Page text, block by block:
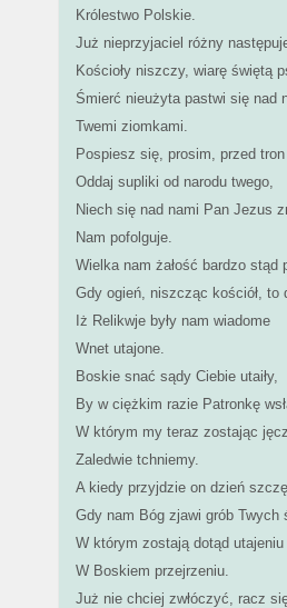
Królestwo Polskie.
Już nieprzyjaciel różny
Kościoły niszczy, wiarę świętą
Śmierć nieużyta pastwi się nad
Twemi ziomkami.
Pospiesz się, prosim, przed
Oddaj supliki od narodu twego,
Niech się nad nami Pan Jezus
Nam pofolguje.
Wielka nam żałość bardzo stąd
Gdy ogień, niszcząc kościół, to
Iż Relikwje były nam wiadome
Wnet utajone.
Boskie snać sądy Ciebie utaiły,
By w ciężkim razie Patronkę
W którym my teraz zostając
Zaledwie tchniemy.
A kiedy przyjdzie on dzień
Gdy nam Bóg zjawi grób Twych
W którym zostają dotąd utajeniu
W Boskiem przejrzeniu.
Już nie chciej zwłóczyć, racz